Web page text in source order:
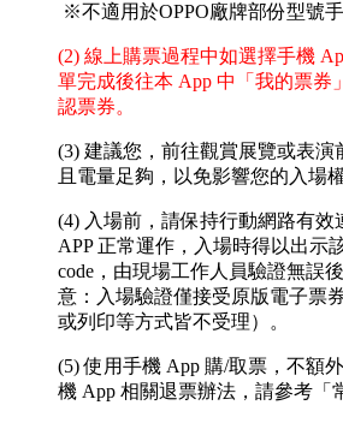
※不適用於OPPO廠牌部份型號手
(2) 線上購票過程中如選擇手機
單完成後往本 App 中「我的票券
認票券。
(3) 建議您，前往觀賞展覽或表
且電量足夠，以免影響您的入場權
(4) 入場前，請保持行動網路有效
APP 正常運作，入場時得以出示
code，由現場工作人員驗證無誤
意：入場驗證僅接受原版電子票
或列印等方式皆不受理）。
(5) 使用手機 App 購/取票，不額
機 App 相關退票辦法，請參考「